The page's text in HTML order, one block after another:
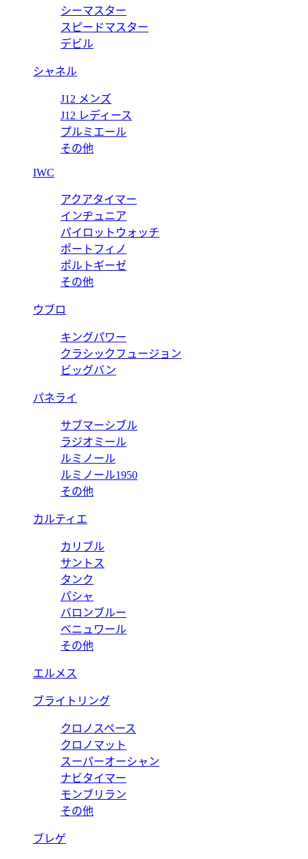
バックル 《Hギヨシェ》 & リバーシブルベルト 32 mm
シーマスター
スピードマスター
デビル
シャネル
J12 メンズ
J12 レディース
プルミエール
その他
IWC
アクアタイマー
インヂュニア
パイロットウォッチ
ポートフィノ
ポルトギーゼ
その他
ウブロ
キングパワー
クラシックフュージョン
ビッグバン
パネライ
サブマーシブル
ラジオミール
ルミノール
ルミノール1950
その他
カルティエ
カリブル
サントス
タンク
パシャ
バロンブルー
ベニュワール
その他
エルメス
ブライトリング
クロノスペース
クロノマット
スーパーオーシャン
ナビタイマー
モンブリラン
その他
ブレゲ